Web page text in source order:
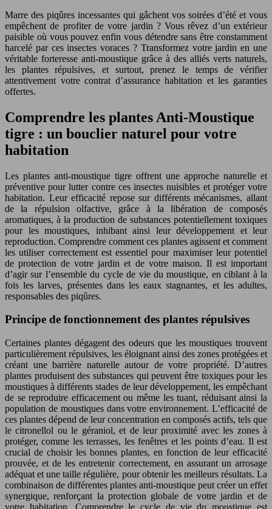
Marre des piqûres incessantes qui gâchent vos soirées d’été et vous
empêchent de profiter de votre jardin ? Vous rêvez d’un extérieur
paisible où vous pouvez enfin vous détendre sans être constamment
harcelé par ces insectes voraces ? Transformez votre jardin en une
véritable forteresse anti-moustique grâce à des alliés verts naturels,
les plantes répulsives, et surtout, prenez le temps de vérifier
attentivement votre contrat d’assurance habitation et les garanties
offertes.
Comprendre les plantes Anti-Moustique
tigre : un bouclier naturel pour votre
habitation
Les plantes anti-moustique tigre offrent une approche naturelle et
préventive pour lutter contre ces insectes nuisibles et protéger votre
habitation. Leur efficacité repose sur différents mécanismes, allant
de la répulsion olfactive, grâce à la libération de composés
aromatiques, à la production de substances potentiellement toxiques
pour les moustiques, inhibant ainsi leur développement et leur
reproduction. Comprendre comment ces plantes agissent et comment
les utiliser correctement est essentiel pour maximiser leur potentiel
de protection de votre jardin et de votre maison. Il est important
d’agir sur l’ensemble du cycle de vie du moustique, en ciblant à la
fois les larves, présentes dans les eaux stagnantes, et les adultes,
responsables des piqûres.
Principe de fonctionnement des plantes répulsives
Certaines plantes dégagent des odeurs que les moustiques trouvent
particulièrement répulsives, les éloignant ainsi des zones protégées et
créant une barrière naturelle autour de votre propriété. D’autres
plantes produisent des substances qui peuvent être toxiques pour les
moustiques à différents stades de leur développement, les empêchant
de se reproduire efficacement ou même les tuant, réduisant ainsi la
population de moustiques dans votre environnement. L’efficacité de
ces plantes dépend de leur concentration en composés actifs, tels que
le citronellol ou le géraniol, et de leur proximité avec les zones à
protéger, comme les terrasses, les fenêtres et les points d’eau. Il est
crucial de choisir les bonnes plantes, en fonction de leur efficacité
prouvée, et de les entretenir correctement, en assurant un arrosage
adéquat et une taille régulière, pour obtenir les meilleurs résultats. La
combinaison de différentes plantes anti-moustique peut créer un effet
synergique, renforçant la protection globale de votre jardin et de